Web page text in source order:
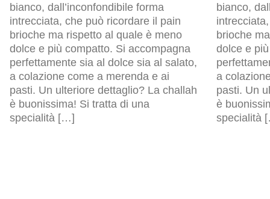
bianco, dall’inconfondibile forma
intrecciata, che può ricordare il pain
brioche ma rispetto al quale è meno
dolce e più compatto. Si accompagna
perfettamente sia al dolce sia al salato,
a colazione come a merenda e ai
pasti. Un ulteriore dettaglio? La challah
è buonissima! Si tratta di una
specialità […]
bianco,
brioche
dolce e
a
pasti. Un
è
specialità